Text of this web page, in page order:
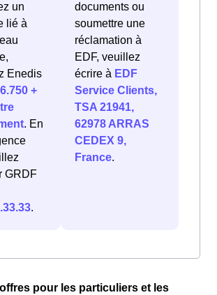
un
lié à
Enedis
+
. En
GRDF
.
documents ou
soumettre une
réclamation à
EDF, veuillez
écrire à EDF
Service Clients,
TSA 21941,
62978 ARRAS
CEDEX 9,
France.
pour les particuliers et les